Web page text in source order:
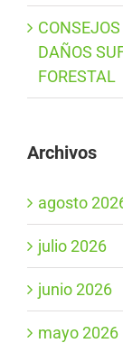
DAÑOS
FORESTAL
Archivos
agosto
julio 2026
junio 2026
mayo 2026